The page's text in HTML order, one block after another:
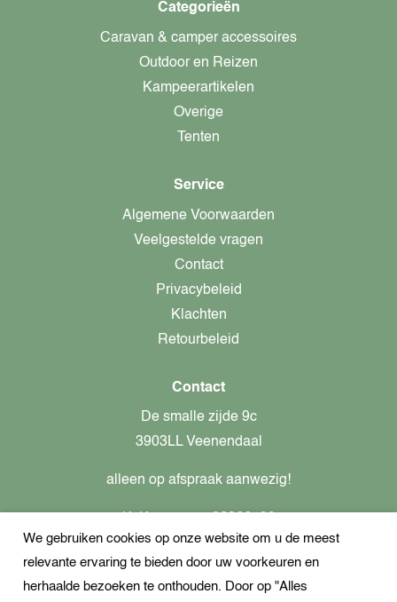
Categorieën
Caravan & camper accessoires
Outdoor en Reizen
Kampeerartikelen
Overige
Tenten
Service
Algemene Voorwaarden
Veelgestelde vragen
Contact
Privacybeleid
Klachten
Retourbeleid
Contact
De smalle zijde 9c
3903LL Veenendaal
alleen op afspraak aanwezig!
Btw-nummer: nl862437301B01
+31621944547
We gebruiken cookies op onze website om u de meest
relevante ervaring te bieden door uw voorkeuren en
herhaalde bezoeken te onthouden. Door op "Alles